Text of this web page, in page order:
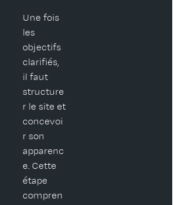
Une fois
les
objectifs
clarifiés,
il faut
structure
r le site et
concevoi
r son
apparenc
e. Cette
étape
compren